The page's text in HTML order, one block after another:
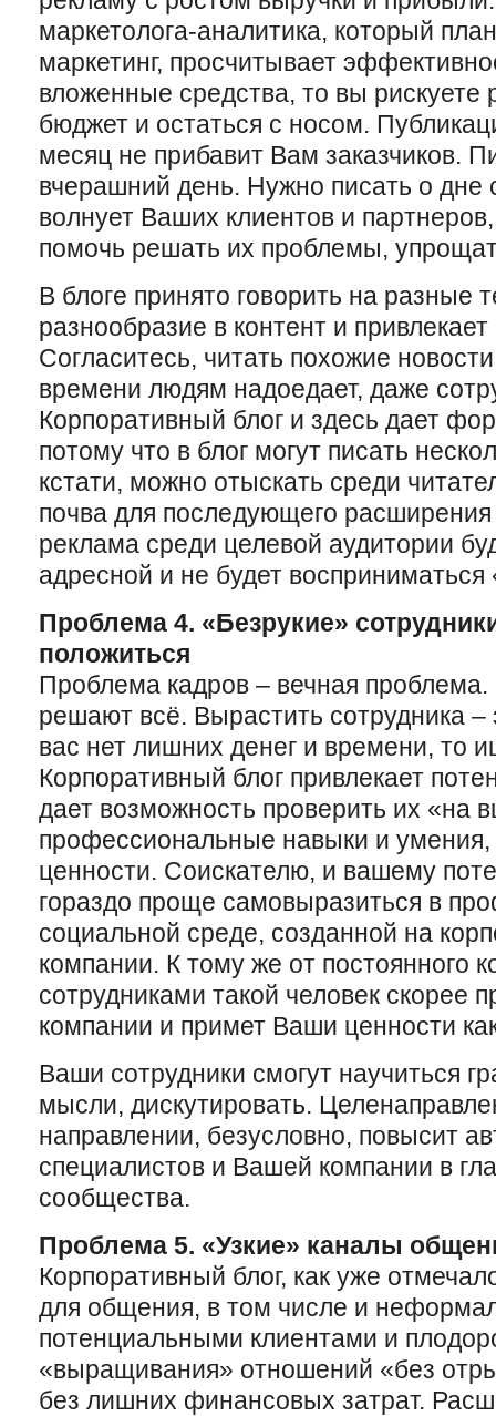
маркетолога-аналитика, который
маркетинг, просчитывает
вложенные средства, то вы рискуете
бюджет и остаться с носом.
месяц не прибавит Вам заказчиков.
вчерашний день. Нужно писать о дне
волнует Ваших клиентов и
помочь решать их проблемы,
В блоге принято говорить на разные
разнообразие в контент и
Согласитесь, читать похожие
времени людям надоедает, даже
Корпоративный блог и здесь дает
потому что в блог могут писать
кстати, можно отыскать среди
почва для последующего
реклама среди целевой аудитории
адресной и не будет
Проблема 4. «Безрукие»
положиться
Проблема кадров – вечная
решают всё. Вырастить сотрудника –
вас нет лишних денег и времени, то
Корпоративный блог привлекает
дает возможность проверить их «на
профессиональные навыки и
ценности. Соискателю, и вашему
гораздо проще самовыразиться в
социальной среде, созданной на
компании. К тому же от постоянного
сотрудниками такой человек скорее
компании и примет Ваши ценности
Ваши сотрудники смогут научиться
мысли, дискутировать.
направлении, безусловно, повысит
специалистов и Вашей компании в
сообщества.
Проблема 5. «Узкие» каналы
Корпоративный блог, как уже
для общения, в том числе и
потенциальными клиентами и
«выращивания» отношений «без
без лишних финансовых затрат.